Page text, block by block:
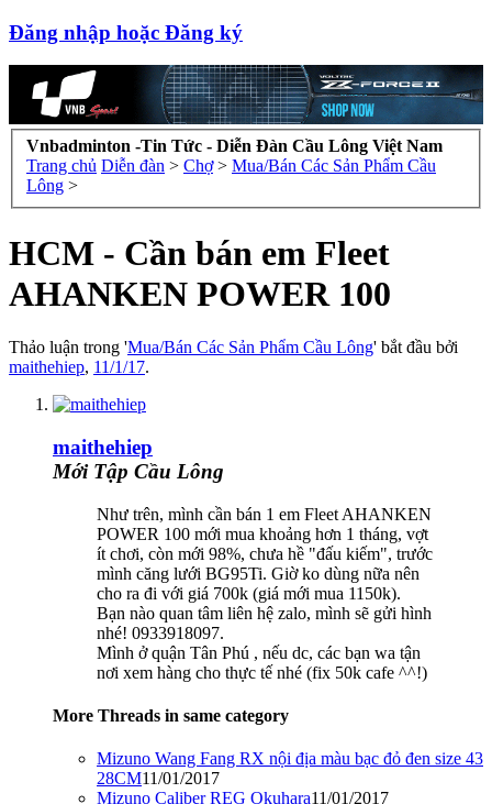
Đăng nhập hoặc Đăng ký
Vnbadminton -Tin Tức - Diễn Đàn Cầu Lông Việt Nam
Trang chủ Diễn đàn > Chợ > Mua/Bán Các Sản Phẩm Cầu
Lông >
HCM - Cần bán em Fleet
AHANKEN POWER 100
Thảo luận trong 'Mua/Bán Các Sản Phẩm Cầu Lông' bắt đầu bởi
maithehiep, 11/1/17.
maithehiep
Mới Tập Cầu Lông
Như trên, mình cần bán 1 em Fleet AHANKEN
POWER 100 mới mua khoảng hơn 1 tháng, vợt
ít chơi, còn mới 98%, chưa hề "đấu kiếm", trước
mình căng lưới BG95Ti. Giờ ko dùng nữa nên
cho ra đi với giá 700k (giá mới mua 1150k).
Bạn nào quan tâm liên hệ zalo, mình sẽ gửi hình
nhé! 0933918097.
Mình ở quận Tân Phú , nếu dc, các bạn wa tận
nơi xem hàng cho thực tế nhé (fix 50k cafe ^^!)
More Threads in same category
Mizuno Wang Fang RX nội địa màu bạc đỏ đen size 43
28CM11/01/2017
Mizuno Caliber REG Okuhara11/01/2017